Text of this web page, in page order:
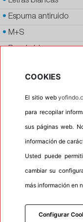
• Espuma antiruido
• M+S
Calidad
P.O.R.
Oportunidad
Homologación
Etiqueta energética
COOKIES
El sitio web
para recopilar
sus páginas web.
información de
Usted puede
cambiar su
más información en
Configurar